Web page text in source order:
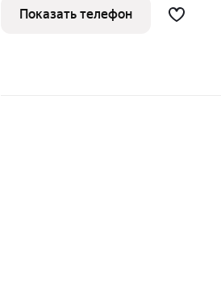
технологии двойного армопояса, что
исключительную прочность конструкций
Показать телефон